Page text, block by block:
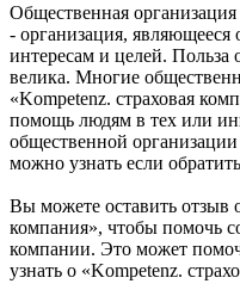
Общественная
- организация,
интересам и целей. Польза
велика. Многие
«Kompetenz. страховая
помощь людям в тех или
общественной
можно узнать если
Вы можете оставить отзыв
компания», чтобы помочь
компании. Это может
узнать о «Kompetenz.